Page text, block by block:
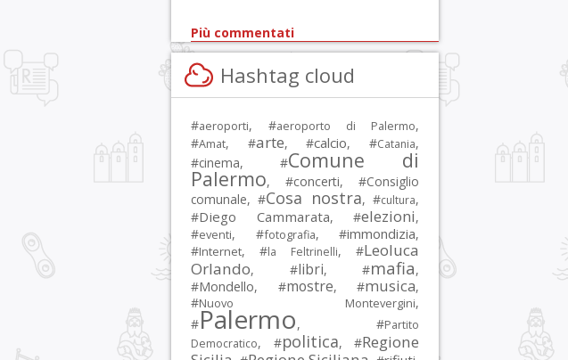
Più commentati
Hashtag cloud
#aeroporti, #aeroporto di Palermo,
#Amat, #arte, #calcio, #Catania,
#cinema, #Comune di
Palermo, #concerti, #Consiglio
comunale, #Cosa nostra, #cultura,
#Diego Cammarata, #elezioni,
#eventi, #fotografia, #immondizia,
#Internet, #la Feltrinelli, #Leoluca
Orlando, #libri, #mafia,
#Mondello, #mostre, #musica,
#Nuovo Montevergini,
#Palermo, #Partito
Democratico, #politica, #Regione